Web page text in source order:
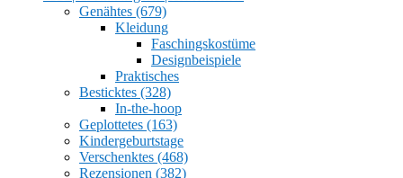
Genähtes (679)
Kleidung
Faschingskostüme
Designbeispiele
Praktisches
Besticktes (328)
In-the-hoop
Geplottetes (163)
Kindergeburtstage
Verschenktes (468)
Rezensionen (382)